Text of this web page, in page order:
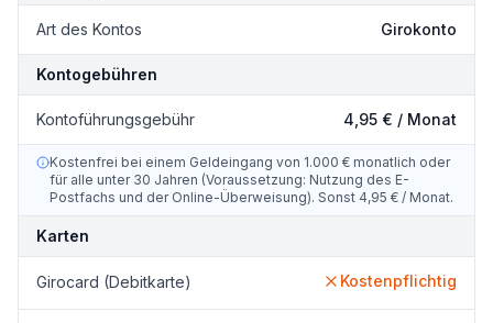
Art des Kontos Girokonto
Kontogebühren
Kontoführungsgebühr 4,95 € / Monat
Kostenfrei bei einem Geldeingang von 1.000 € monatlich oder
für alle unter 30 Jahren (Voraussetzung: Nutzung des E-
Postfachs und der Online-Überweisung). Sonst 4,95 € / Monat.
Karten
Girocard (Debitkarte) Kostenpflichtig